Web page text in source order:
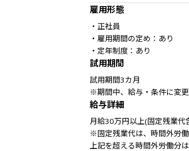
雇用形態
・正社員
・雇用期間の定め：あり
・定年制度：あり
試用期間
試用期間3カ月
※期間中、給与・条件に変更
給与詳細
月給30万円以上(固定残業
※固定残業代は、時間外労
上記を超える時間外労働分は